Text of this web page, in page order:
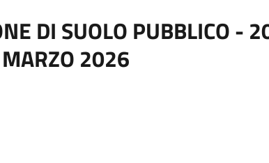
DI SUOLO PUBBLICO
2026